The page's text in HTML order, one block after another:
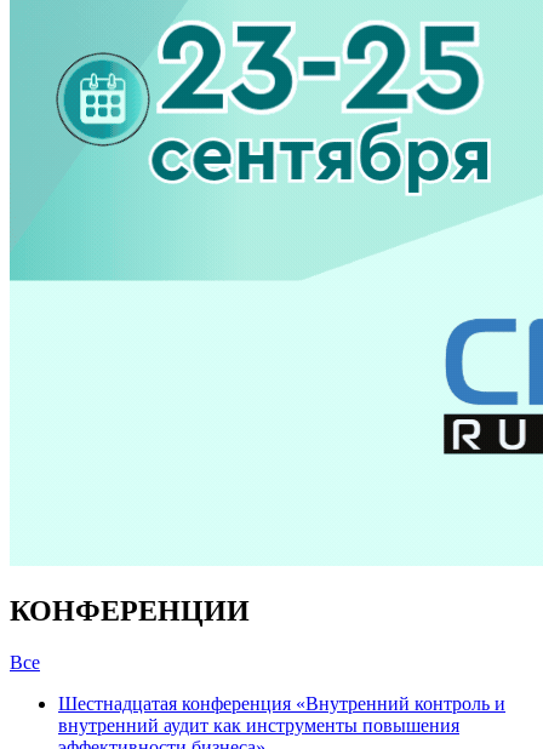
КОНФЕРЕНЦИИ
Все
Шестнадцатая конференция «Внутренний контроль и
внутренний аудит как инструменты повышения